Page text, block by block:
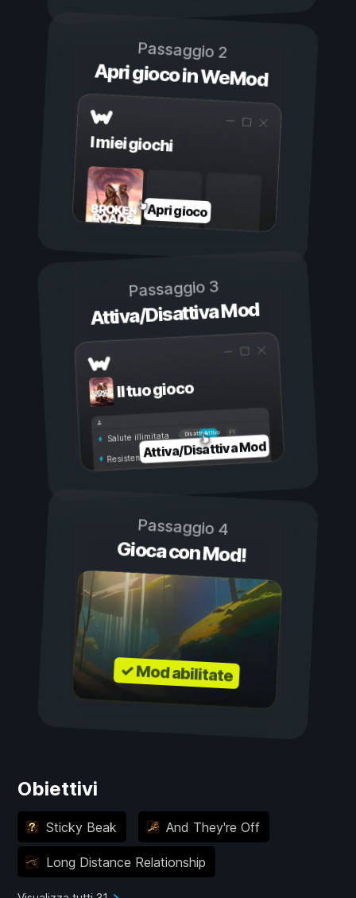
Passaggio 2
Apri gioco in WeMod
I miei giochi
Apri gioco
Passaggio 3
Attiva/Disattiva Mod
Il tuo gioco
Attivo
Disattivo
Salute illimitata
Resistenza illimitata
Attiva/Disattiva Mod
Passaggio 4
Gioca con Mod!
✓ Mod abilitate
Obiettivi
Sticky Beak And They're Off
Long Distance Relationship